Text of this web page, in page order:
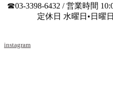
☎03-3398-6432 / 営業時間
定休日 水曜日•日曜日
instagram